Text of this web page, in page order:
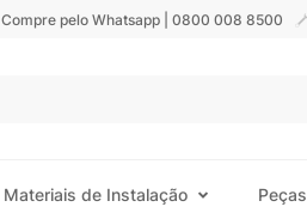
Compre pelo Whatsapp | 0800 008 8500
Materiais de Instalação Peças